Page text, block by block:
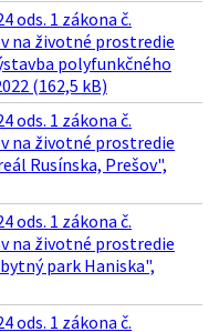
ods. 1 zákona č.
na životné prostredie
polyfunkčného
(162,5 kB)
ods. 1 zákona č.
na životné prostredie
Rusínska, Prešov",
ods. 1 zákona č.
na životné prostredie
park Haniska",
ods. 1 zákona č.